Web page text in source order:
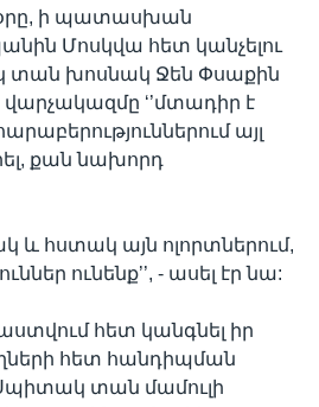
օրը, ի պատասխան
Մոսկվա հետ կանչելու
տան խոսնակ Ջեն Փսաքին
վարչակազմը ‘’մտադիր է
այլ
քան նախորդ
և հստակ այն ոլորտներում,
ունենք’’, - ասել էր նա:
հետ կանգնել իր
հետ հանդիպման
տան մամուլի